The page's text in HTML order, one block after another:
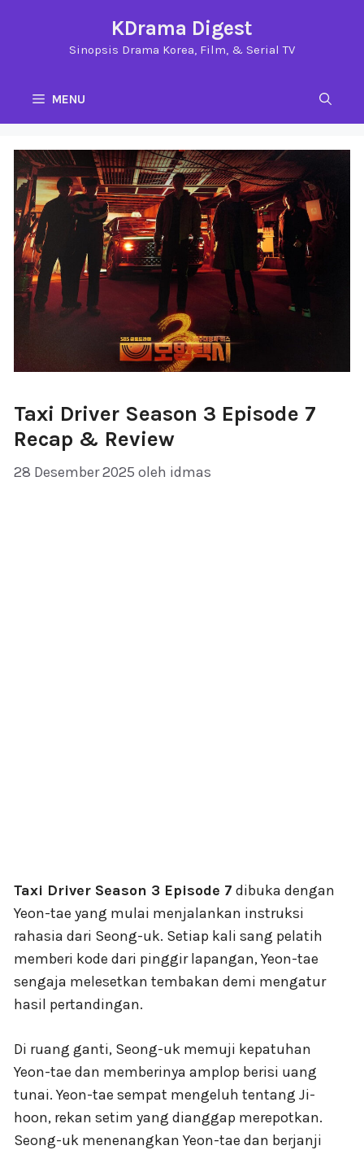
KDrama Digest
Sinopsis Drama Korea, Film, & Serial TV
MENU
Taxi Driver Season 3 Episode 7
Recap & Review
28 Desember 2025 oleh idmas
Taxi Driver Season 3 Episode 7 dibuka dengan
Yeon-tae yang mulai menjalankan instruksi
rahasia dari Seong-uk. Setiap kali sang pelatih
memberi kode dari pinggir lapangan, Yeon-tae
sengaja melesetkan tembakan demi mengatur
hasil pertandingan.
Di ruang ganti, Seong-uk memuji kepatuhan
Yeon-tae dan memberinya amplop berisi uang
tunai. Yeon-tae sempat mengeluh tentang Ji-
hoon, rekan setim yang dianggap merepotkan.
Seong-uk menenangkan Yeon-tae dan berjanji